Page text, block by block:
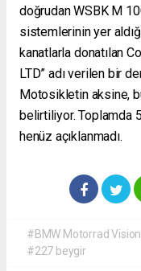
doğrudan WSBK M
sistemlerinin yer
kanatlarla donatılan
LTD” adı verilen bir
Motosikletin aksine,
belirtiliyor. Toplamda
henüz açıklanmadı.
#BMW Motorrad Vision
#227 beygir